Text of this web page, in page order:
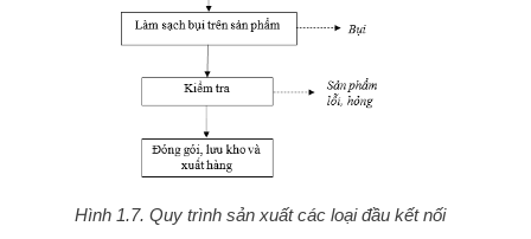
Hình 1.7. Quy trình sản xuất các loại đầu kết nối